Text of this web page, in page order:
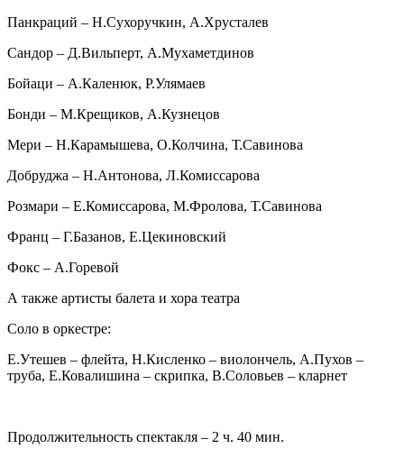
Панкраций – Н.Сухоручкин, А.Хрусталев
Сандор – Д.Вильперт, А.Мухаметдинов
Бойаци – А.Каленюк, Р.Улямаев
Бонди – М.Крещиков, А.Кузнецов
Мери – Н.Карамышева, О.Колчина, Т.Савинова
Добруджа – Н.Антонова, Л.Комиссарова
Розмари – Е.Комиссарова, М.Фролова, Т.Савинова
Франц – Г.Базанов, Е.Цекиновский
Фокс – А.Горевой
А также артисты балета и хора театра
Соло в оркестре:
Е.Утешев – флейта, Н.Кисленко – виолончель, А.Пухов –
труба, Е.Ковалишина – скрипка, В.Соловьев – кларнет
Продолжительность спектакля – 2 ч. 40 мин.